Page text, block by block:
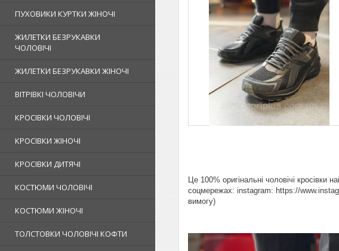
ПУХОВИКИ КУРТКИ ЖІНОЧІ
ЖИЛЕТКИ БЕЗРУКАВКИ
ЧОЛОВІЧІ
ЖИЛЕТКИ БЕЗРУКАВКИ ЖІНОЧІ
ВІТРІВКІ ЧОЛОВІЧИ
КРОСІВКИ ЧОЛОВІЧІ
КРОСІВКИ ЖІНОЧІ
КРОСІВКИ ДИТЯЧІ
КОСТЮМИ ЧОЛОВІЧІ
КОСТЮМИ ЖІНОЧІ
ТОЛСТОВКИ ЧОЛОВІЧІ КОФТИ
Це 100% оригінальні чоловічі
соцмережах: instagram: https://
вимогу)